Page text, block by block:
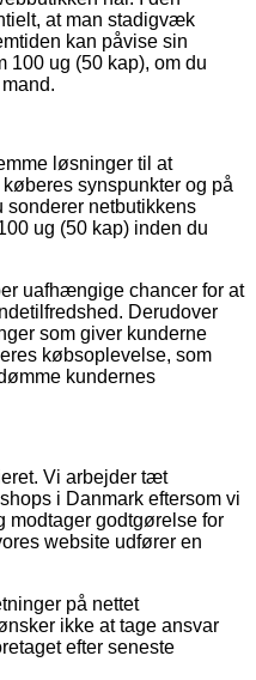
at man stadigvæk
kan påvise sin
100 ug (50 kap), om du
løsninger til at
synspunkter og på
sonderer netbutikkens
ug (50 kap) inden du
uafhængige chancer for at
Derudover
som giver kunderne
købsoplevelse, som
kundernes
Vi arbejder tæt
i Danmark eftersom vi
modtager godtgørelse for
website udfører en
på nettet
ikke at tage ansvar
efter seneste